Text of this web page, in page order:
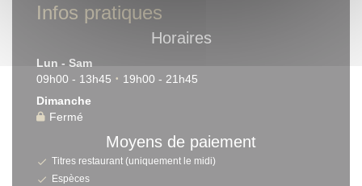
Infos pratiques
Horaires
Lun - Sam
09h00 - 13h45 •
19h00 - 21h45
Dimanche
Fermé
Moyens de paiement
Titres restaurant (uniquement le midi)
Espèces